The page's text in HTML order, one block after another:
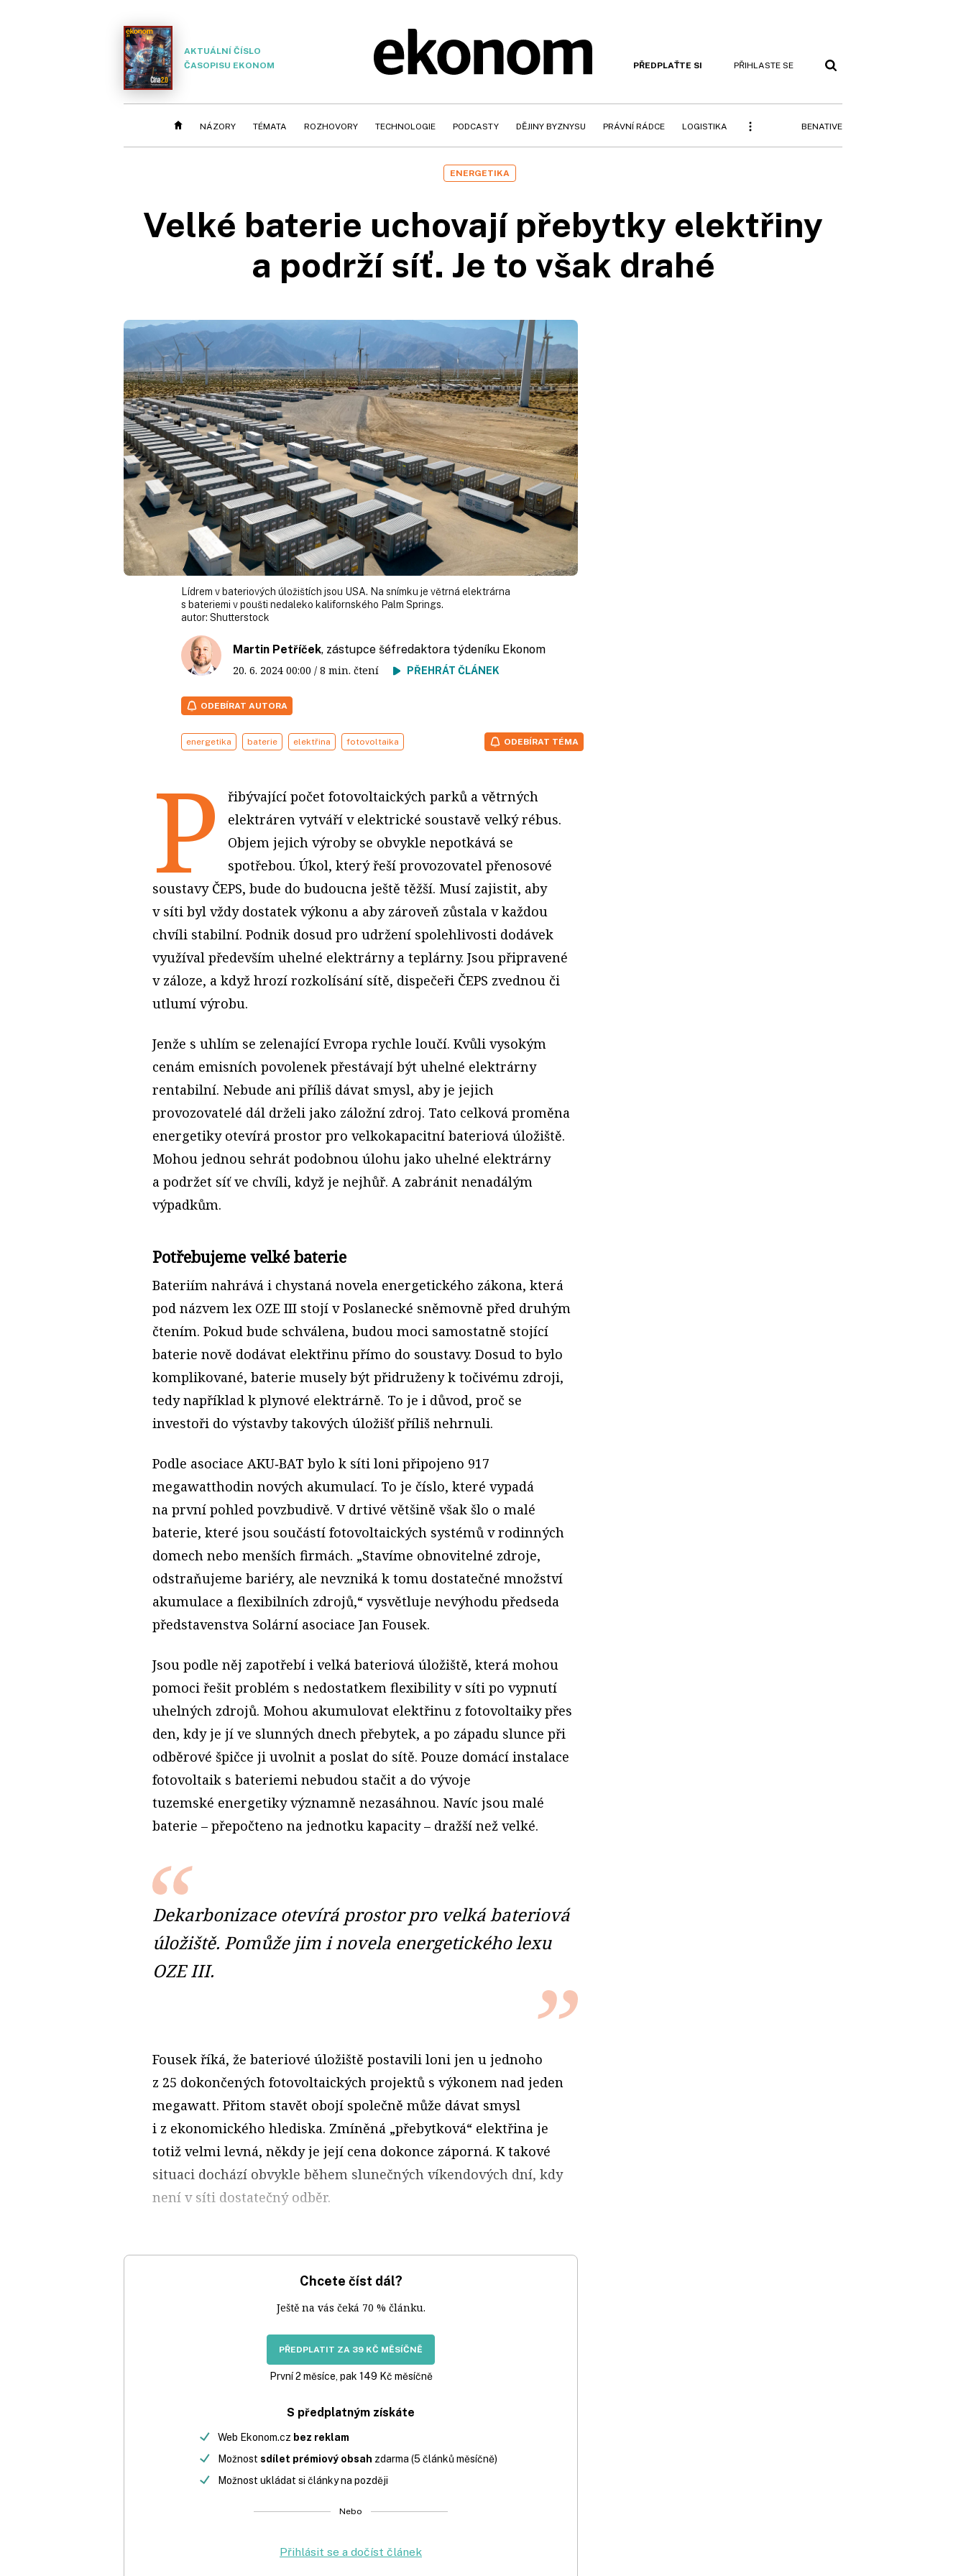
AKTUÁLNÍ ČÍSLO
ČASOPISU EKONOM
PŘEDPLAŤTE SI PŘIHLASTE SE
NÁZORY TÉMATA ROZHOVORY TECHNOLOGIE PODCASTY DĚJINY BYZNYSU PRÁVNÍ RÁDCE LOGISTIKA BENATIVE
ENERGETIKA
Velké baterie uchovají přebytky elektřiny
a podrží síť. Je to však drahé
Lídrem v bateriových úložištích jsou USA. Na snímku je větrná elektrárna
s bateriemi v poušti nedaleko kalifornského Palm Springs.
autor: Shutterstock
Martin Petříček, zástupce šéfredaktora týdeníku Ekonom
20. 6. 2024 00:00 / 8 min. čtení PŘEHRÁT ČLÁNEK
ODEBÍRAT AUTORA
energetika baterie elektřina fotovoltaika ODEBÍRAT TÉMA
P
řibývající počet fotovoltaických parků a větrných
elektráren vytváří v elektrické soustavě velký rébus.
Objem jejich výroby se obvykle nepotkává se
spotřebou. Úkol, který řeší provozovatel přenosové
soustavy ČEPS, bude do budoucna ještě těžší. Musí zajistit, aby
v síti byl vždy dostatek výkonu a aby zároveň zůstala v každou
chvíli stabilní. Podnik dosud pro udržení spolehlivosti dodávek
využíval především uhelné elektrárny a teplárny. Jsou připravené
v záloze, a když hrozí rozkolísání sítě, dispečeři ČEPS zvednou či
utlumí výrobu.
Jenže s uhlím se zelenající Evropa rychle loučí. Kvůli vysokým
cenám emisních povolenek přestávají být uhelné elektrárny
rentabilní. Nebude ani příliš dávat smysl, aby je jejich
provozovatelé dál drželi jako záložní zdroj. Tato celková proměna
energetiky otevírá prostor pro velkokapacitní bateriová úložiště.
Mohou jednou sehrát podobnou úlohu jako uhelné elektrárny
a podržet síť ve chvíli, když je nejhůř. A zabránit nenadálým
výpadkům.
Potřebujeme velké baterie
Bateriím nahrává i chystaná novela energetického zákona, která
pod názvem lex OZE III stojí v Poslanecké sněmovně před druhým
čtením. Pokud bude schválena, budou moci samostatně stojící
baterie nově dodávat elektřinu přímo do soustavy. Dosud to bylo
komplikované, baterie musely být přidruženy k točivému zdroji,
tedy například k plynové elektrárně. To je i důvod, proč se
investoři do výstavby takových úložišť příliš nehrnuli.
Podle asociace AKU‑BAT bylo k síti loni připojeno 917
megawatthodin nových akumulací. To je číslo, které vypadá
na první pohled povzbudivě. V drtivé většině však šlo o malé
baterie, které jsou součástí fotovoltaických systémů v rodinných
domech nebo menších firmách. „Stavíme obnovitelné zdroje,
odstraňujeme bariéry, ale nevzniká k tomu dostatečné množství
akumulace a flexibilních zdrojů,“ vysvětluje nevýhodu předseda
představenstva Solární asociace Jan Fousek.
Jsou podle něj zapotřebí i velká bateriová úložiště, která mohou
pomoci řešit problém s nedostatkem flexi­bility v síti po vypnutí
uhelných zdrojů. Mohou akumulovat elektřinu z fotovoltaiky přes
den, kdy je jí ve slunných dnech přebytek, a po západu slunce při
odběrové špičce ji uvolnit a poslat do sítě. Pouze domácí instalace
fotovoltaik s bateriemi nebudou stačit a do vývoje
tuzemské energetiky významně nezasáhnou. Navíc jsou malé
baterie – přepočteno na jednotku kapacity – dražší než velké.
Dekarbonizace otevírá prostor pro velká bateriová
úložiště. Pomůže jim i novela energetického lexu
OZE III.
Fousek říká, že bateriové úložiště postavili loni jen u jednoho
z 25 dokončených fotovoltaických projektů s výkonem nad jeden
megawatt. Přitom stavět obojí společně může dávat smysl
i z ekonomického hlediska. Zmíněná „přebytková“ elektřina je
totiž velmi levná, někdy je její cena dokonce záporná. K takové
situaci dochází obvykle během slunečných víkendových dní, kdy
není v síti dostatečný odběr.
Chcete číst dál?
Ještě na vás čeká 70 % článku.
PŘEDPLATIT ZA 39 KČ MĚSÍČNĚ
První 2 měsíce, pak 149 Kč měsíčně
S předplatným získáte
Web Ekonom.cz bez reklam
Možnost sdílet prémiový obsah zdarma (5 článků měsíčně)
Možnost ukládat si články na později
Nebo
Přihlásit se a dočíst článek